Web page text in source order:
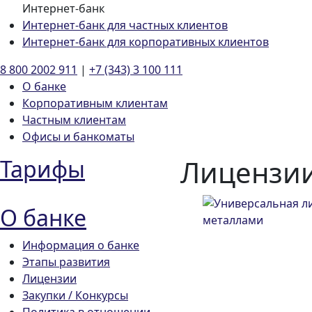
Интернет-банк
Интернет-банк для частных клиентов
Интернет-банк для корпоративных клиентов
8 800 2002 911 | +7 (343) 3 100 111
О банке
Корпоративным клиентам
Частным клиентам
Офисы и банкоматы
Тарифы
О банке
Информация о банке
Этапы развития
Лицензии
Закупки / Конкурсы